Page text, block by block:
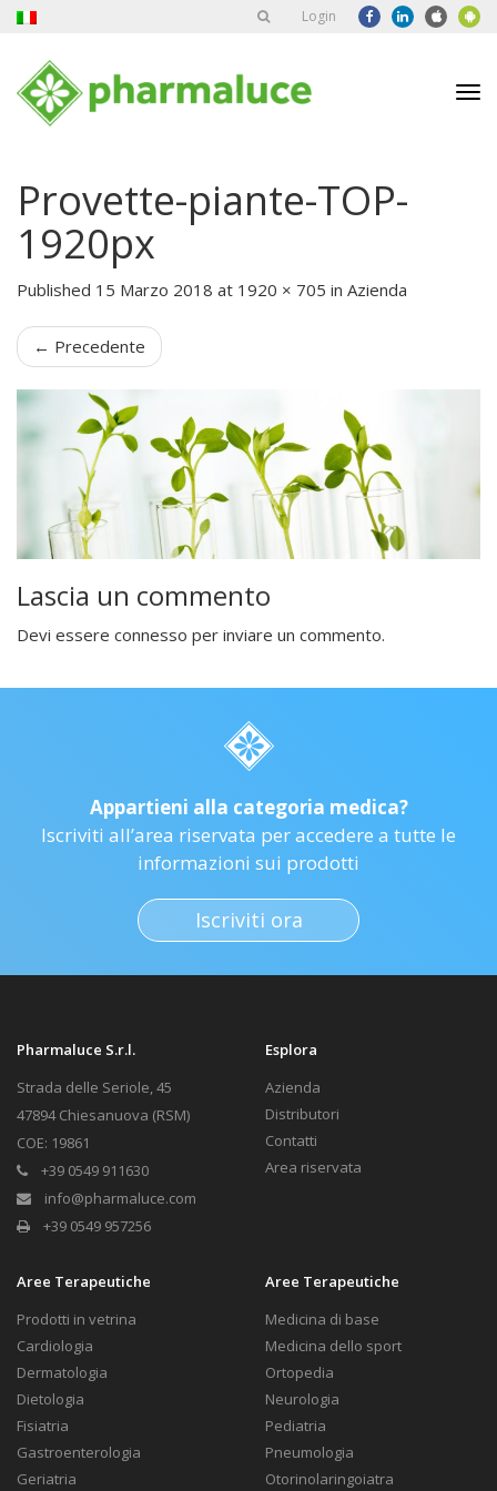
Login
Provette-piante-TOP-
1920px
Published 15 Marzo 2018 at 1920 × 705 in Azienda
← Precedente
Lascia un commento
Devi essere connesso per inviare un commento.
Appartieni alla categoria medica?
Iscriviti all’area riservata per accedere a tutte le
informazioni sui prodotti
Iscriviti ora
Pharmaluce S.r.l.
Strada delle Seriole, 45
47894 Chiesanuova (RSM)
COE: 19861
+39 0549 911630
info@pharmaluce.com
+39 0549 957256
Esplora
Azienda
Distributori
Contatti
Area riservata
Aree Terapeutiche
Prodotti in vetrina
Cardiologia
Dermatologia
Dietologia
Fisiatria
Gastroenterologia
Geriatria
Aree Terapeutiche
Medicina di base
Medicina dello sport
Ortopedia
Neurologia
Pediatria
Pneumologia
Otorinolaringoiatra